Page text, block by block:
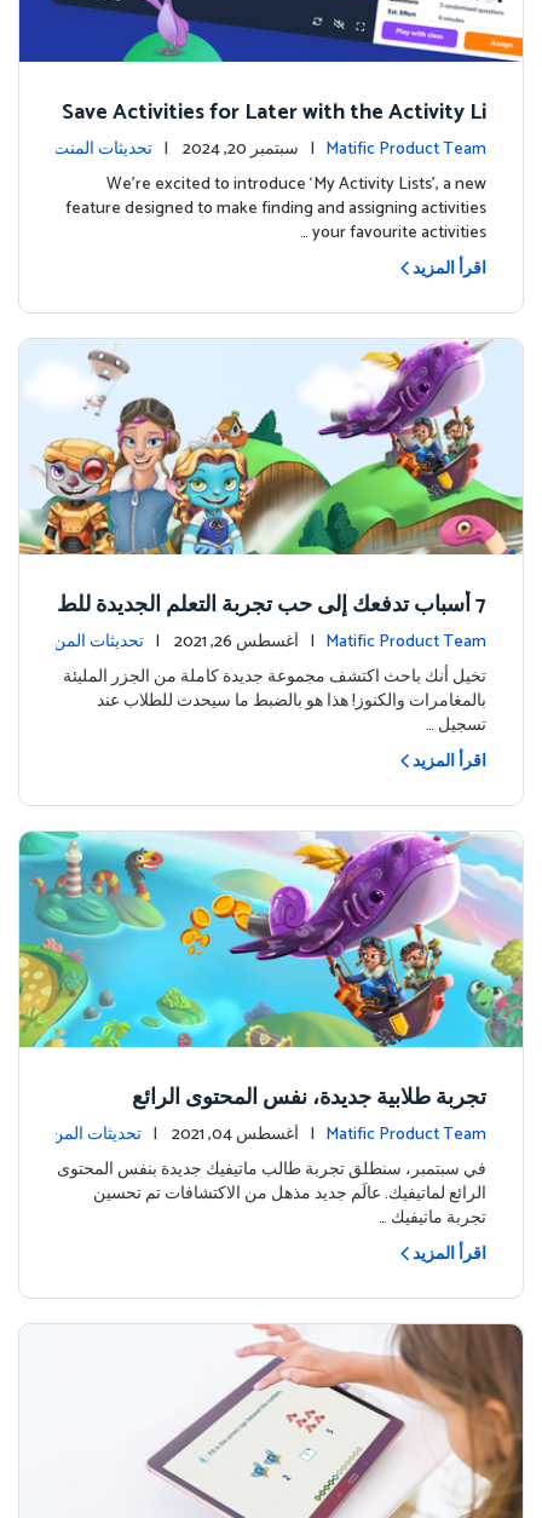
Save Activities for Later with the Activity Li
sts Feature
Matific Product Team | سبتمبر 20, 2024 | تحديثات المنت
We're excited to introduce ‘My Activity Lists’, a new
feature designed to make finding and assigning activities
your favourite activities …
اقرأ المزيد
7 أسباب تدفعك إلى حب تجربة التعلم الجديدة للط
لاب في ماتيفيك
Matific Product Team | أغسطس 26, 2021 | تحديثات المن
تخيل أنك باحث اكتشف مجموعة جديدة كاملة من الجزر المليئة
بالمغامرات والكنوز! هذا هو بالضبط ما سيحدث للطلاب عند
تسجيل …
اقرأ المزيد
تجربة طلابية جديدة، نفس المحتوى الرائع
Matific Product Team | أغسطس 04, 2021 | تحديثات المن
تج
في سبتمبر، سنطلق تجربة طالب ماتيفيك جديدة بنفس المحتوى
الرائع لماتيفيك. عالَم جديد مذهل من الاكتشافات تم تحسين
تجربة ماتيفيك …
اقرأ المزيد